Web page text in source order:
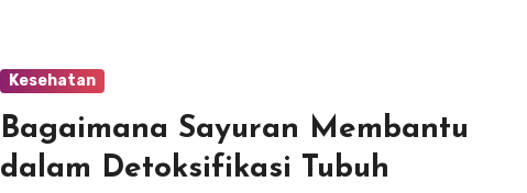
Kesehatan
Bagaimana Sayuran Membantu
dalam Detoksifikasi Tubuh